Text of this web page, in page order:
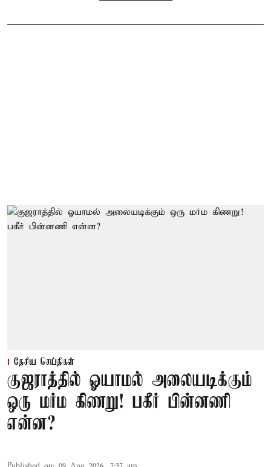
தேசிய செய்திகள்
குஜராத்தில் ஓயாமல் அலையடிக்கும்
ஒரு மர்ம கிணறு! பகீர் பின்னணி
என்ன?